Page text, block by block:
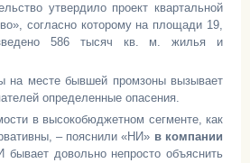
утвердило проект квартальной
согласно которому на площади 19,
586 тысяч кв. м. жилья и
на месте бывшей промзоны вызывает
определенные опасения.
в высокобюджетном сегменте, как
– пояснили «НИ» в компании
бывает довольно непросто объяснить